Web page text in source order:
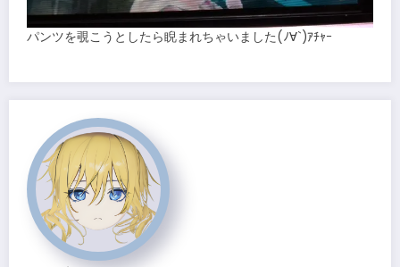
パンツを覗こうとしたら睨まれちゃいました(ﾉ∀`)ｱﾁｬｰ